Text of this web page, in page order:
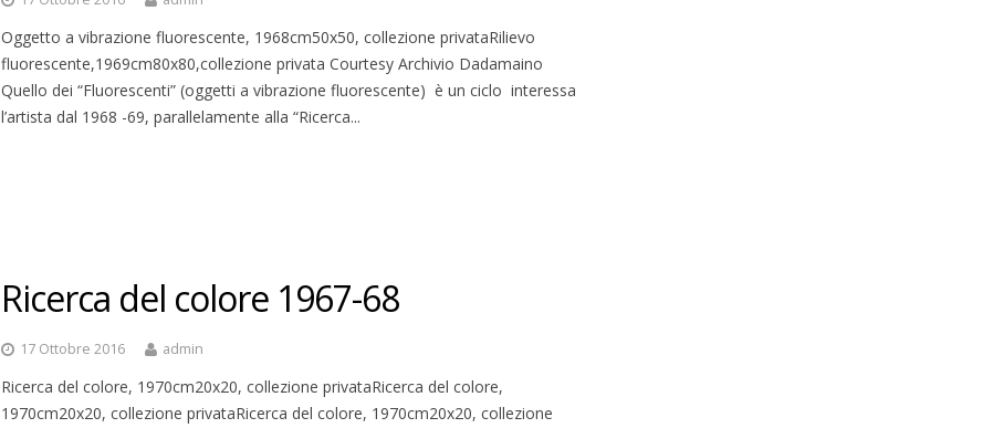
Oggetto a vibrazione fluorescente, 1968cm50x50, collezione privataRilievo
fluorescente,1969cm80x80,collezione privata Courtesy Archivio Dadamaino
Quello dei “Fluorescenti” (oggetti a vibrazione fluorescente) è un ciclo interessa
l’artista dal 1968 -69, parallelamente alla “Ricerca...
Ricerca del colore 1967-68
17 Ottobre 2016 admin
Ricerca del colore, 1970cm20x20, collezione privataRicerca del colore,
1970cm20x20, collezione privataRicerca del colore, 1970cm20x20, collezione